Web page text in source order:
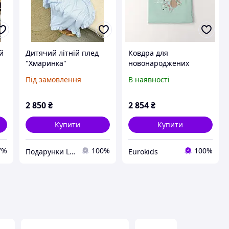
Дитячий літній плед
"Хмаринка"
Під замовлення
2 850 ₴
Купити
Подарунки LUX классу 100%
Ковдра для
новонароджених
В наявності
2 854₴
Купити
Eurokids 100%